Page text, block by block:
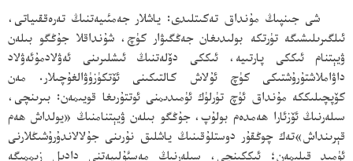
شى جىنپىڭ مۇنداق تەكىتلىدى: ياشلار جەمئىيەتنىڭ تەرەققىياتى،
ئىلگىرىلىشىگە تۈرتكە بولىدىغان جەڭگىۋار كۈچ، شۇنداقلا جۇڭگو بىلەن
ۋيېتنام ئىككى پارتىيە، ئىككى دۆلەتنىڭ ئىشلىرىنى ئەۋلادمۇئەۋلاد
داۋاملاشتۇرۇشتىكى كۈچ ئۇلاش كالتىكىنى ئۆتكۈزۈۋالغۇچىلار. مەن
كۆپچىلىككە مۇنداق ئۈچ تۈرلۈك ئۈمىدىمنى ئوتتۇرىغا قويىمەن: بىرىنچى،
سىلەرنىڭ ئۆزئارا ھەمدەم بولۇپ، جۇڭگو بىلەن ۋيېتنامنىڭ «يولداش ھەم
قېرىنداش»تەك چوڭقۇر دوستلۇقىنىڭ ياشلىق نۇرىنى جۇلالاندۇرۇشىڭلارنى